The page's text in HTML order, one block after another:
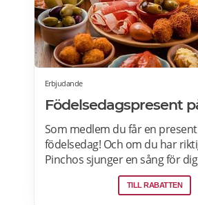
Erbjudande
Födelsedagspresent
Som medlem du får en
födelsedag! Och om du har
Pinchos sjunger en sång för
middag hos Pinchos. Din
tillgänglig i appen två veckor
TILL RABATTEN